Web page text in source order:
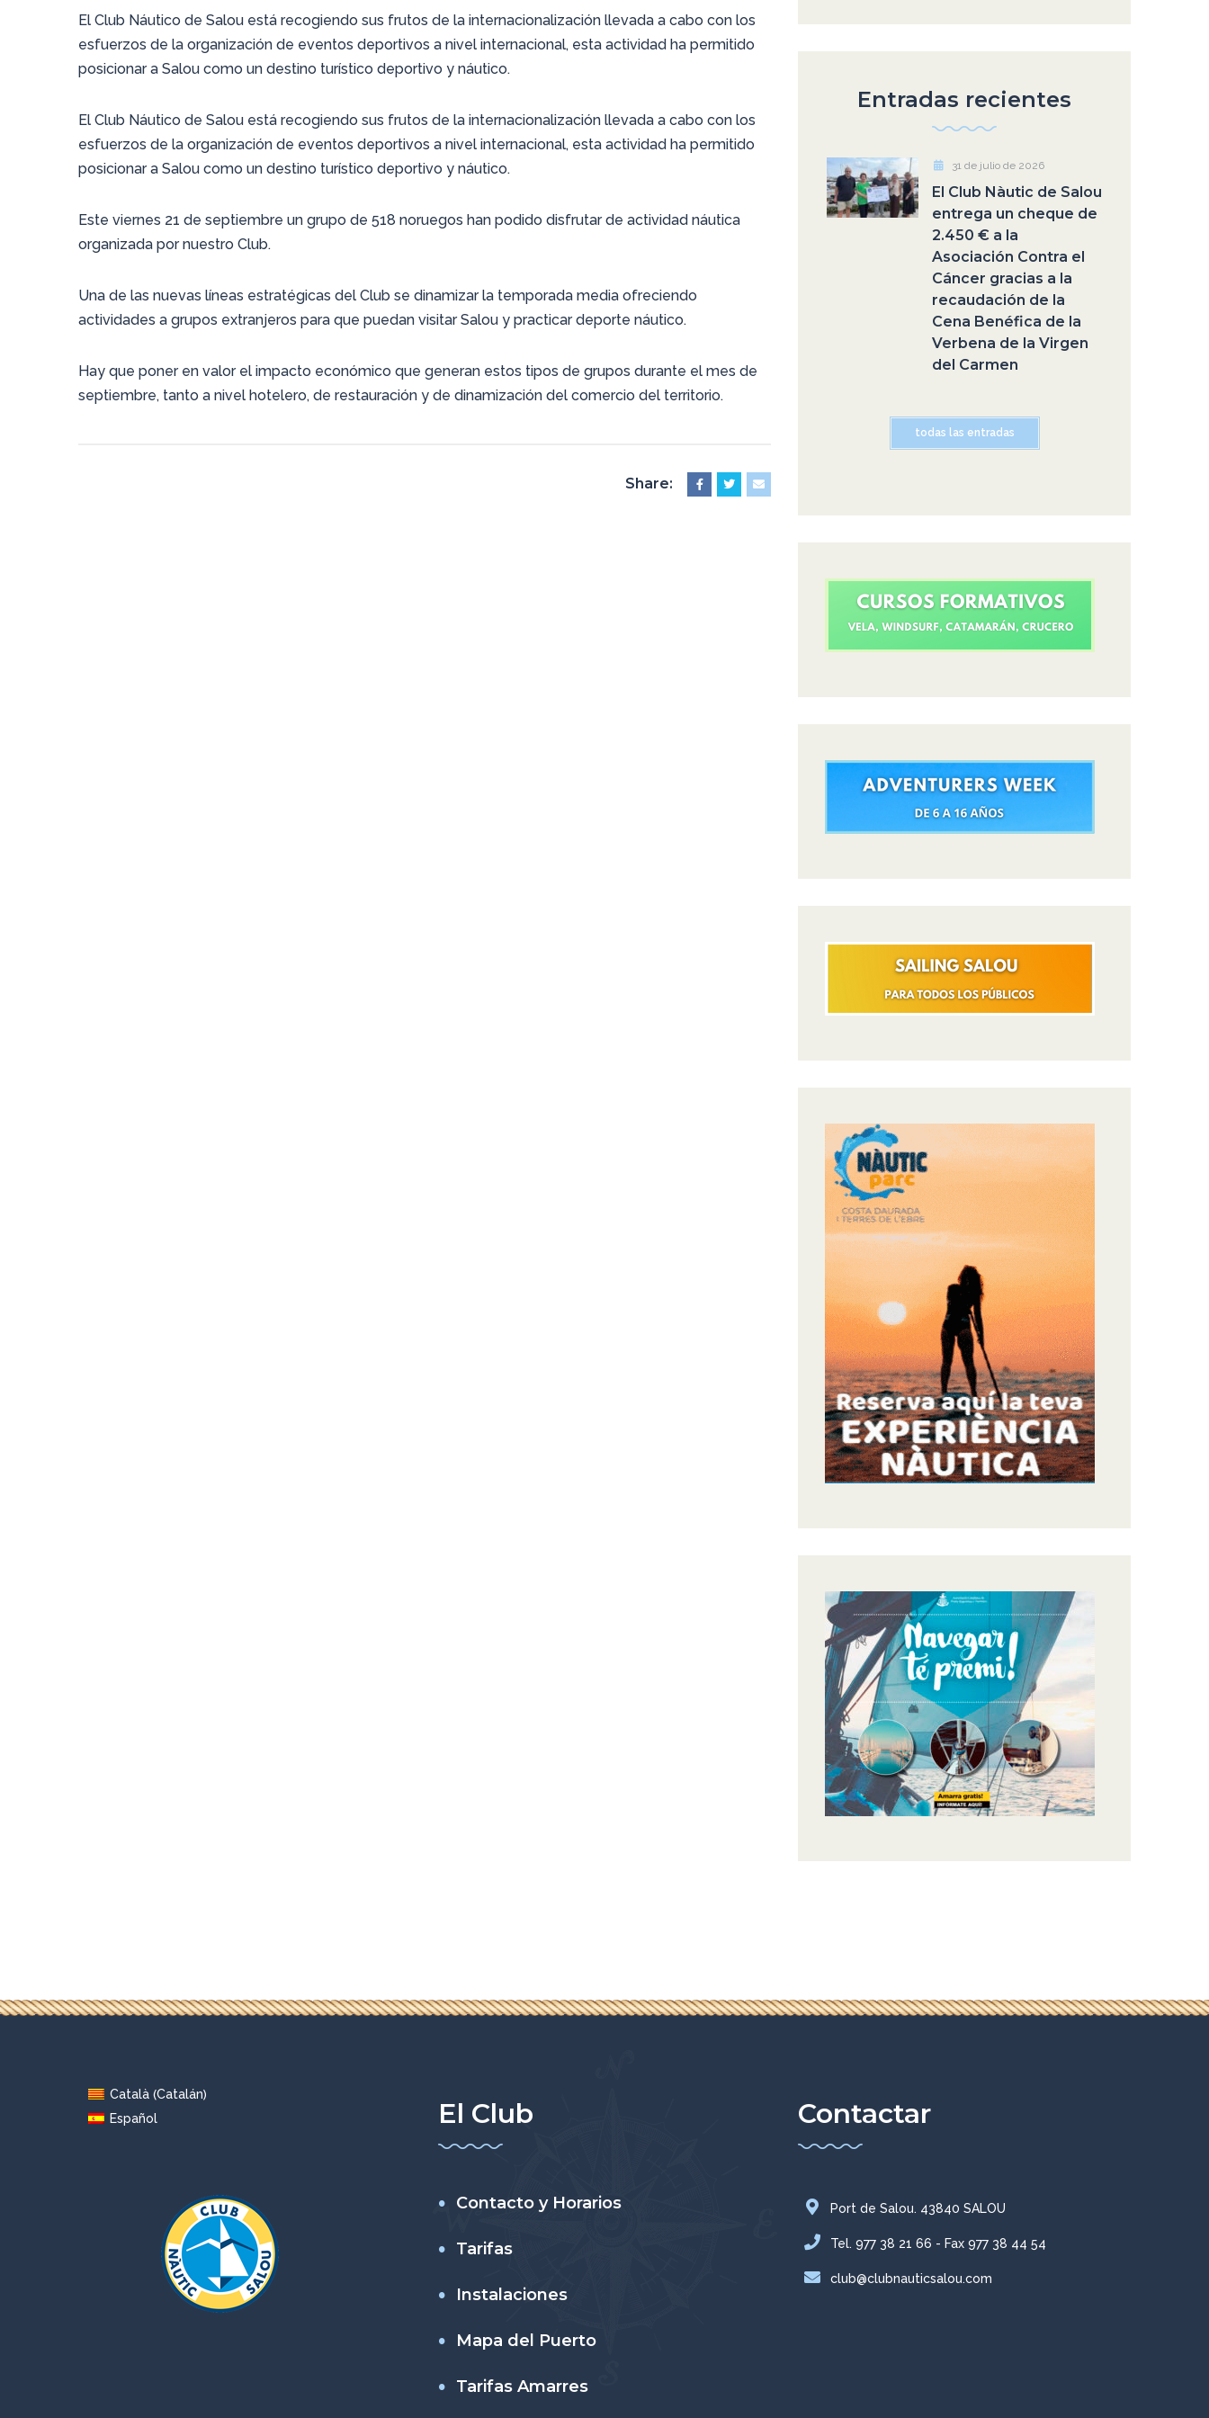
El Club Náutico de Salou está recogiendo sus frutos de la internacionalización llevada a cabo con los
esfuerzos de la organización de eventos deportivos a nivel internacional, esta actividad ha permitido
posicionar a Salou como un destino turístico deportivo y náutico.
El Club Náutico de Salou está recogiendo sus frutos de la internacionalización llevada a cabo con los
esfuerzos de la organización de eventos deportivos a nivel internacional, esta actividad ha permitido
posicionar a Salou como un destino turístico deportivo y náutico.
Este viernes 21 de septiembre un grupo de 518 noruegos han podido disfrutar de actividad náutica
organizada por nuestro Club.
Una de las nuevas líneas estratégicas del Club se dinamizar la temporada media ofreciendo
actividades a grupos extranjeros para que puedan visitar Salou y practicar deporte náutico.
Hay que poner en valor el impacto económico que generan estos tipos de grupos durante el mes de
septiembre, tanto a nivel hotelero, de restauración y de dinamización del comercio del territorio.
Share:
Entradas recientes
31 de julio de 2026
El Club Nàutic de Salou
entrega un cheque de
2.450 € a la
Asociación Contra el
Cáncer gracias a la
recaudación de la
Cena Benéfica de la
Verbena de la Virgen
del Carmen
todas las entradas
Català(Catalán)
Español
El Club
Contacto y Horarios
Tarifas
Instalaciones
Mapa del Puerto
Tarifas Amarres
Contactar
Port de Salou. 43840 SALOU
Tel. 977 38 21 66 - Fax 977 38 44 54
club@clubnauticsalou.com